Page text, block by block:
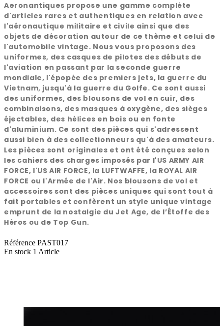
Aeronantiques propose une gamme complète
d'articles rares et authentiques en relation avec
l'aéronautique militaire et civile ainsi que des
objets de décoration autour de ce thème et celui de
l'automobile vintage. Nous vous proposons des
uniformes, des casques de pilotes des débuts de
l'aviation en passant par la seconde guerre
mondiale, l'épopée des premiers jets, la guerre du
Vietnam, jusqu'à la guerre du Golfe. Ce sont aussi
des uniformes, des blousons de vol en cuir, des
combinaisons, des masques à oxygène, des sièges
éjectables, des hélices en bois ou en fonte
d'aluminium. Ce sont des pièces qui s'adressent
aussi bien à des collectionneurs qu'à des amateurs.
Les pièces sont originales et ont été conçues selon
les cahiers des charges imposés par l'US ARMY AIR
FORCE, l'US AIR FORCE, la LUFTWAFFE, la ROYAL AIR
FORCE ou l'Armée de l'Air. Nos blousons de vol et
accessoires sont des pièces uniques qui sont tout à
fait portables et confèrent un style unique vintage
emprunt de la nostalgie du Jet Age, de l’Étoffe des
Héros ou de Top Gun.
Référence PAST017
En stock 1 Article